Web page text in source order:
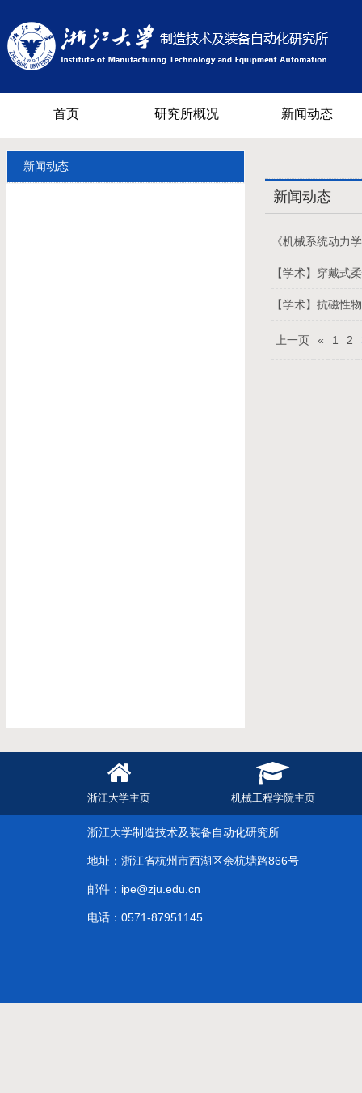
首页 研究所概况 新闻动态
新闻动态
新闻动态
《机械系统动
【学术】穿戴式
【学术】抗磁性
上一页 « 1 2
浙江大学主页 机械工程学院主页
浙江大学制造技术及装备自动化研究所
地址：浙江省杭州市西湖区余杭塘路866号
邮件：ipe@zju.edu.cn
电话：0571-87951145